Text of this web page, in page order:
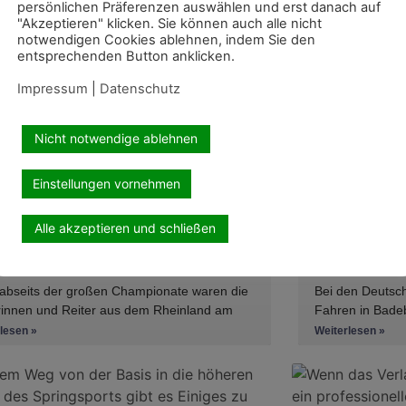
aus dem Sport
Top-Platzierungen
der großen Championate waren die
und Reiter aus dem Rheinland am
Wochenende international
»
Starke
Bei den
Fahren in
erreichte
Weiterlesen »
persönlichen Präferenzen auswählen und erst danach auf
"Akzeptieren" klicken. Sie können auch alle nicht
notwendigen Cookies ablehnen, indem Sie den
entsprechenden Button anklicken.
Impressum
Datenschutz
Nicht notwendige ablehnen
Einstellungen vornehmen
Alle akzeptieren und schließen